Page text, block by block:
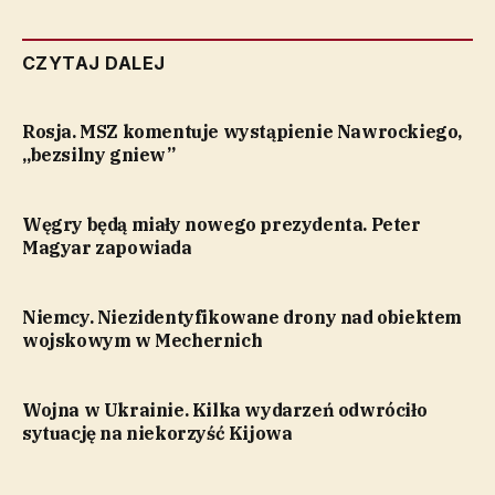
CZYTAJ DALEJ
Rosja. MSZ komentuje wystąpienie Nawrockiego,
„bezsilny gniew”
Węgry będą miały nowego prezydenta. Peter
Magyar zapowiada
Niemcy. Niezidentyfikowane drony nad obiektem
wojskowym w Mechernich
Wojna w Ukrainie. Kilka wydarzeń odwróciło
sytuację na niekorzyść Kijowa